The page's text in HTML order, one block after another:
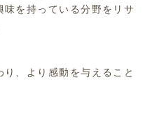
を持っている分野をリサ
、より感動を与えること